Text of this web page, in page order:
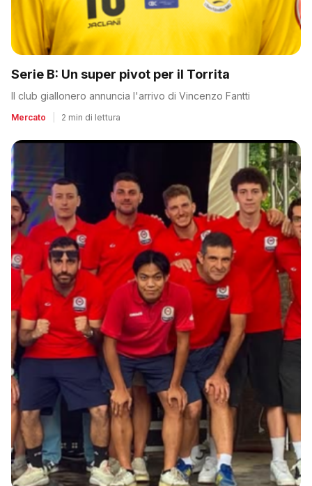
Serie B: Un super pivot per il Torrita
Il club giallonero annuncia l'arrivo di Vincenzo Fantti
Mercato 2 min di lettura